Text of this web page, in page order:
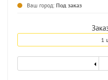
Ваш город: Под заказ
1